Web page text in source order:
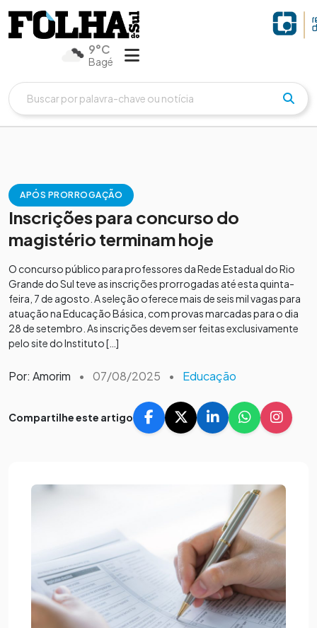
9°C
Bagé
APÓS PRORROGAÇÃO
Inscrições para concurso do
magistério terminam hoje
O concurso público para professores da Rede Estadual do Rio
Grande do Sul teve as inscrições prorrogadas até esta quinta-
feira, 7 de agosto. A seleção oferece mais de seis mil vagas para
atuação na Educação Básica, com provas marcadas para o dia
28 de setembro. As inscrições devem ser feitas exclusivamente
pelo site do Instituto […]
Por: Amorim • 07/08/2025 • Educação
Compartilhe este artigo